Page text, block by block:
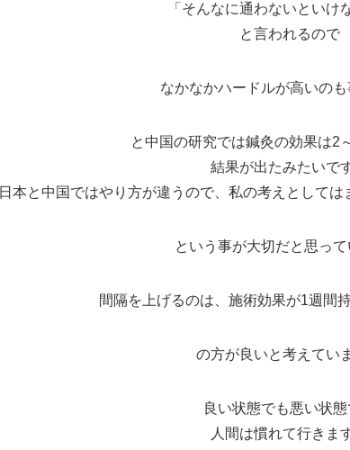
「そんなに通わないといけ
と言われるので
なかなかハードルが高いのも
と中国の研究では鍼灸の効果は2
結果が出たみたいで
日本と中国ではやり方が違うので、私の考えとしては
という事が大切だと思って
間隔を上げるのは、施術効果が1週間
の方が良いと考えてい
良い状態でも悪い状態
人間は慣れて行きま